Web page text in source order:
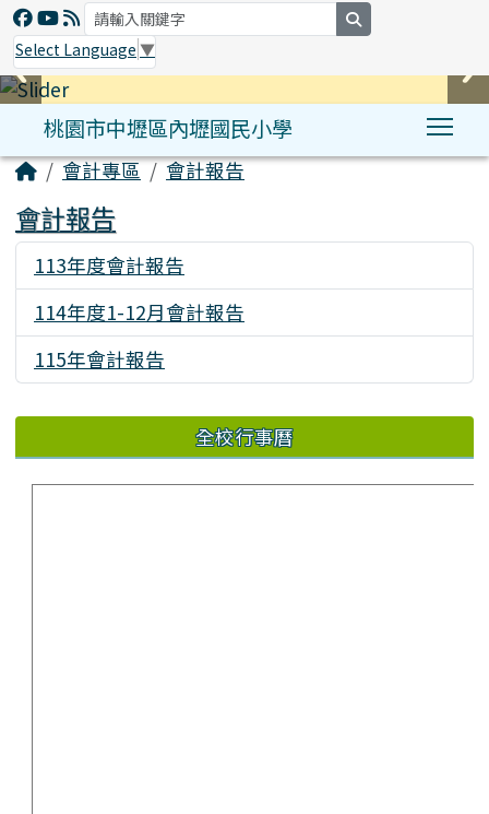
Select Language ▼
桃園市中壢區內壢國民小學
::: 會計專區 會計報告
會計報告
113年度會計報告
114年度1-12月會計報告
115年會計報告
全校行事曆